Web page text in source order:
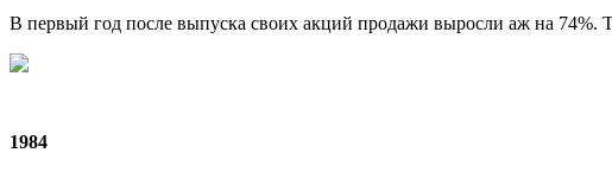
В первый год после выпуска своих акций продажи выросли аж на 74%.
1984